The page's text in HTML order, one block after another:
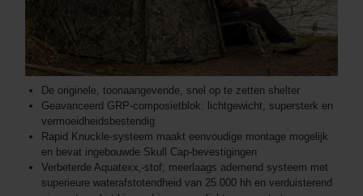
De originele, toonaangevende, snel op te zetten shelter
Geavanceerd GRP-composietblok: lichtgewicht, supersterk en
vermoeidheidsbestendig
Rapid Knuckle-systeem maakt eenvoudige montage mogelijk
en bevat ingebouwde Skull Cap-bevestigingen
Verbeterde Aquatexx‚-stof; meerlaags ademend systeem met
superieure waterafstotendheid van 25.000 hh en verduisterend